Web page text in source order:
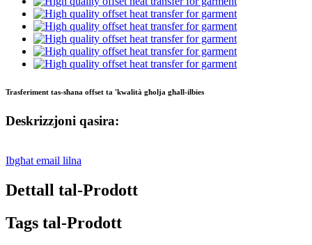
Trasferiment tas-sħana offset ta 'kwalità għolja għall-ilbies
Deskrizzjoni qasira:
Ibgħat email lilna
Dettall tal-Prodott
Tags tal-Prodott